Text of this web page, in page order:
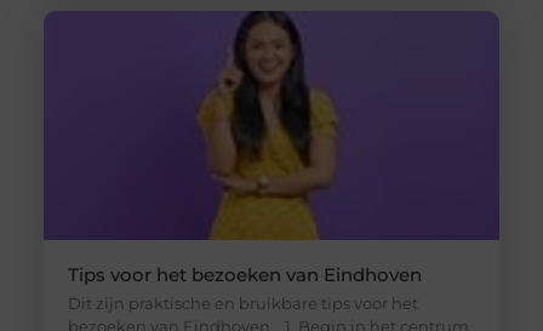
Tips voor het bezoeken van Eindhoven
Dit zijn praktische en bruikbare tips voor het
bezoeken van Eindhoven. 1. Begin in het centrum,